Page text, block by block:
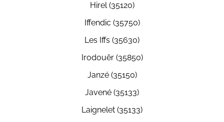
Hirel (35120)
Iffendic (35750)
Les Iffs (35630)
Irodouër (35850)
Janzé (35150)
Javené (35133)
Laignelet (35133)